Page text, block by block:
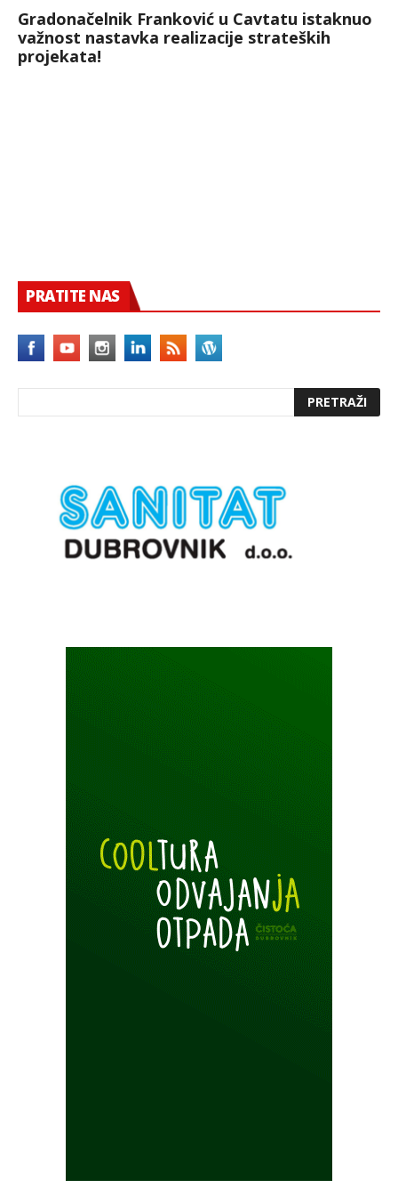
Gradonačelnik Franković u Cavtatu istaknuo
važnost nastavka realizacije strateških
projekata!
PRATITE NAS